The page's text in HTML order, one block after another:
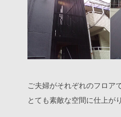
ご夫婦がそれぞれのフロア
とても素敵な空間に仕上が